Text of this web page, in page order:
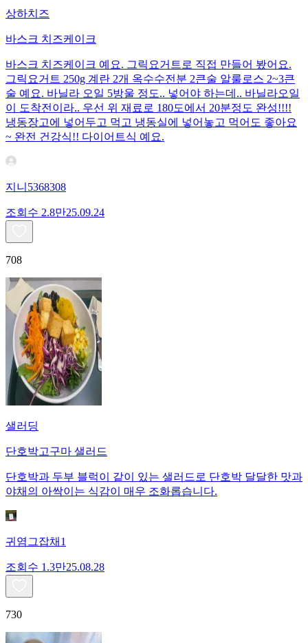
상하치즈
바스크 치즈케이크
바스크 치즈케이크 예요. 그릭요거트로 직접 만들어 봤어요.
그릭요거트 250g 계란 2개 옥수수전분 2큰술 알룰로스 2~3큰
술 예요. 바닐라 오일 5방울 정도.. 넣어야 하는데.. 바닐라오일
이 도착전이라.. 우선 위 재료로 180도에서 20분정도 완성!!!!
냉동장고에 넣어두고 먹고 냉동실에 넣어놓고 먹어도 좋아요
~ 완전 건강식!! 다이어트식 예요.
지니5368308
조회수 2.8만25.09.24
708
샐러딩
단호박고구마 샐러드
단호박과 두부 블럭이 같이 있는 샐러드로 단호박 달달한 맛과
야채의 아싹이는 식감이 매우 조화롭습니다.
귀염그잡채1
조회수 1.3만25.08.28
730